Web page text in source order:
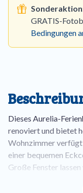
GRATIS-
Bedingungen
Dieses Aurelia-
renoviert und bietet
Wohnzimmer
einer bequemen
Große Fenster